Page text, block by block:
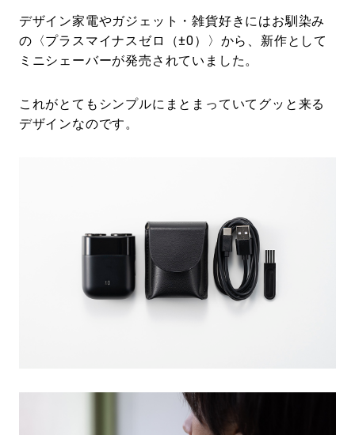
デザイン家電やガジェット・雑貨好きにはお馴染み
の〈プラスマイナスゼロ（±0）〉から、新作として
ミニシェーバーが発売されていました。
これがとてもシンプルにまとまっていてグッと来る
デザインなのです。